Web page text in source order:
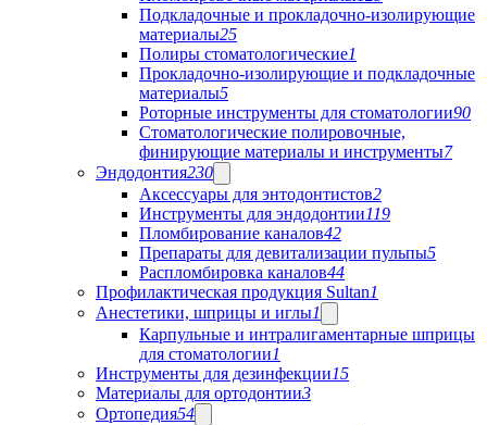
Подкладочные и прокладочно-изолирующие
материалы25
Полиры стоматологические1
Прокладочно-изолирующие и подкладочные
материалы5
Роторные инструменты для стоматологии90
Стоматологические полировочные,
финирующие материалы и инструменты7
Эндодонтия230
Аксессуары для энтодонтистов2
Инструменты для эндодонтии119
Пломбирование каналов42
Препараты для девитализации пульпы5
Распломбировка каналов44
Профилактическая продукция Sultan1
Анестетики, шприцы и иглы1
Карпульные и интралигаментарные шприцы
для стоматологии1
Инструменты для дезинфекции15
Материалы для ортодонтии3
Ортопедия54